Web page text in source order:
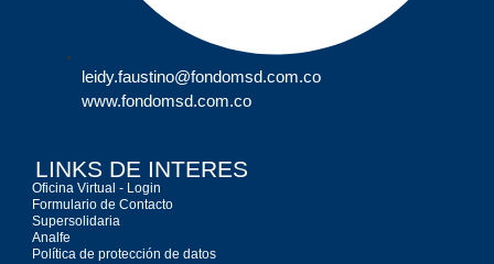
leidy.faustino@fondomsd.com.co
www.fondomsd.com.co
LINKS DE INTERES
Oficina Virtual - Login
Formulario de Contacto
Supersolidaria
Analfe
Política de protección de datos